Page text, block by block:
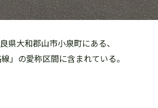
県大和郡山市小泉町にある、
」の愛称区間に含まれている。